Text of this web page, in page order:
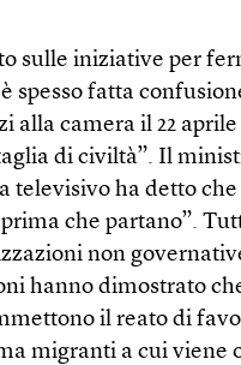
sulle iniziative per
spesso fatta
alla camera il 22
di civiltà”. Il
televisivo ha detto
che partano”.
non
hanno dimostrato
il reato di
migranti a cui viene